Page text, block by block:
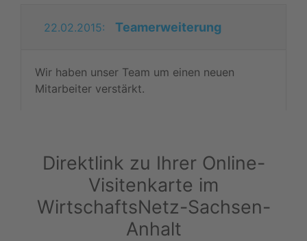
22.02.2015: Teamerweiterung
Wir haben unser Team um einen neuen
Mitarbeiter verstärkt.
Direktlink zu Ihrer Online-
Visitenkarte im
WirtschaftsNetz-Sachsen-
Anhalt